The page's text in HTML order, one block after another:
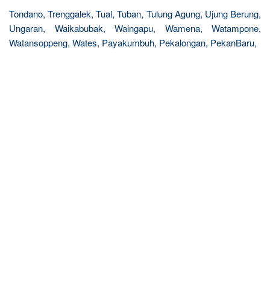
Tondano, Trenggalek, Tual, Tuban, Tulung Agung, Ujung Berung,
Ungaran, Waikabubak, Waingapu, Wamena, Watampone,
Watansoppeng, Wates, Payakumbuh, Pekalongan, PekanBaru,